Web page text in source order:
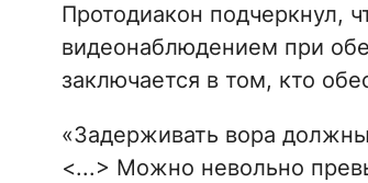
Протодиакон подчеркнул,
видеонаблюдением при
заключается в том, кто
«Задерживать вора
<...> Можно невольно